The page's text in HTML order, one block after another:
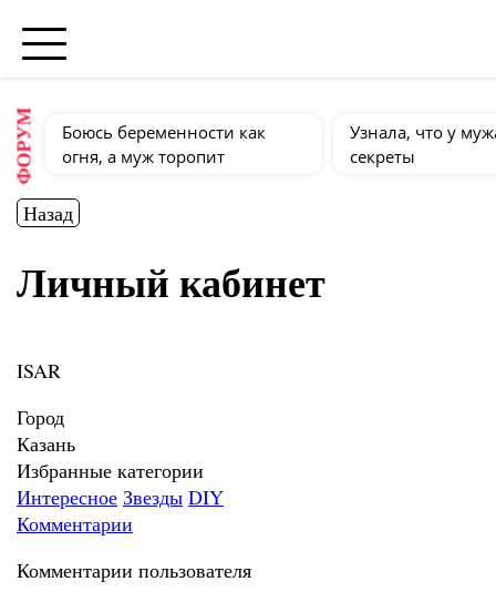
ФОРУМ
Боюсь беременности как
огня, а муж торопит
Узнала, что у
секреты
Назад
Личный кабинет
ISAR
Город
Казань
Избранные категории
Интересное Звезды DIY
Комментарии
Комментарии пользователя